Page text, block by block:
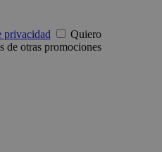
privacidad
Quiero
de otras promociones